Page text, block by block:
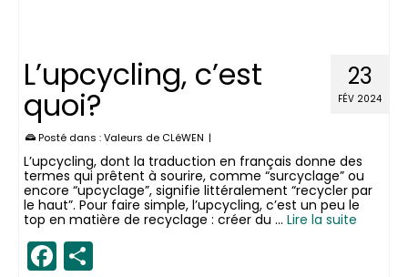
23
FÉV 2024
L’upcycling, c’est
quoi?
Posté dans :Valeurs de CLéWEN |
L’upcycling, dont la traduction en français donne des
termes qui prêtent à sourire, comme “surcyclage” ou
encore “upcyclage”, signifie littéralement “recycler par
le haut”. Pour faire simple, l’upcycling, c’est un peu le
top en matière de recyclage : créer du … Lire la suite
Facebook